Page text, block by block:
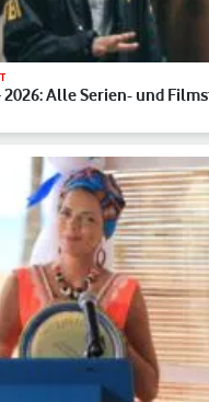
2026: Alle Serien- und